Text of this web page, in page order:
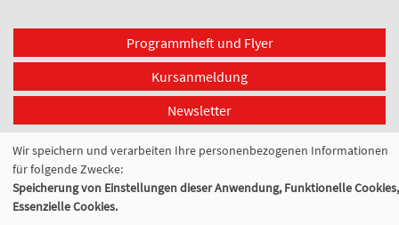
Programmheft und Flyer
Kursanmeldung
Newsletter
Cookie Einstellungen
Wir speichern und verarbeiten Ihre personenbezogenen Informationen
für folgende Zwecke:
Speicherung von Einstellungen dieser Anwendung, Funktionelle Cookies,
Essenzielle Cookies.